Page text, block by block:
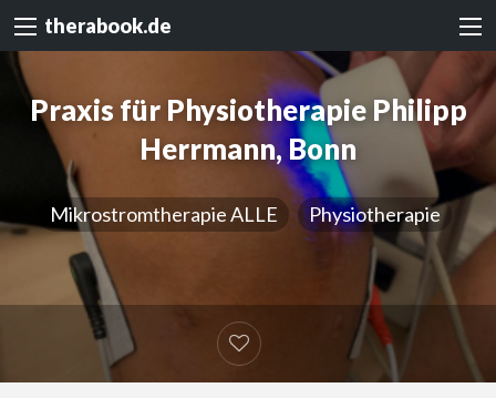
therabook.de
Praxis für Physiotherapie Philipp
Herrmann, Bonn
Mikrostromtherapie ALLE Physiotherapie